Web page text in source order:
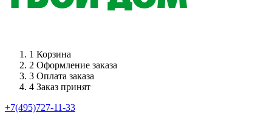
1 Корзина
2 Оформление заказа
3 Оплата заказа
4 Заказ принят
+7(495)727-11-33